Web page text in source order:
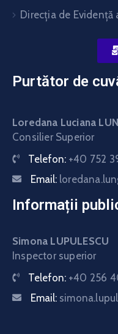
Direcţia de Evidenţă
Purtător de
Loredana Luciana
Consilier Superior
Telefon: +40 752
Email:
Informații
Simona LUPULESCU
Inspector superior
Telefon: +40 256
Email: